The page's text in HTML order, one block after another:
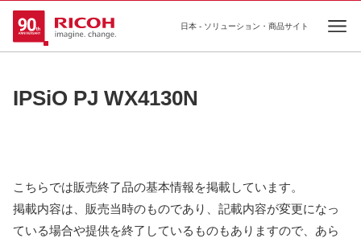
日本 - ソリューション・商品サイト
IPSiO PJ WX4130N
こちらでは販売終了品の基本情報を掲載しています。
掲載内容は、販売当時のものであり、記載内容が変更になっ
ている場合や提供を終了しているものもありますので、あら